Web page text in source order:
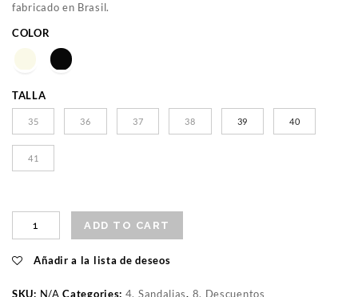
fabricado en Brasil.
COLOR
TALLA
35 36 37 38 39 40
41
ADD TO CART
Añadir a la lista de deseos
SKU: N/A Categories: 4. Sandalias, 8. Descuentos